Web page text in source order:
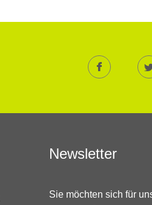
Newsletter
Sie möchten sich für